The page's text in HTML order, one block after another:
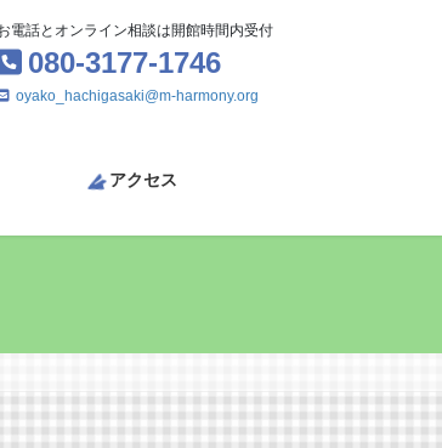
電話とオンライン相談は開館時間内受付
080-3177-1746
oyako_hachigasaki@m-harmony.org
アクセス